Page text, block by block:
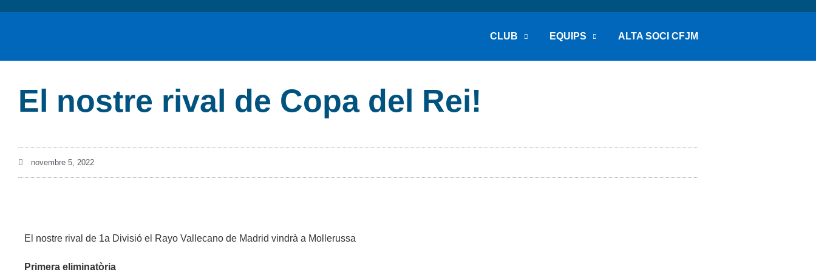
CLUB EQUIPS ALTA SOCI CFJM
El nostre rival de Copa del Rei!
novembre 5, 2022
El nostre rival de 1a Divisió el Rayo Vallecano de Madrid vindrà a Mollerussa
Primera eliminatòria